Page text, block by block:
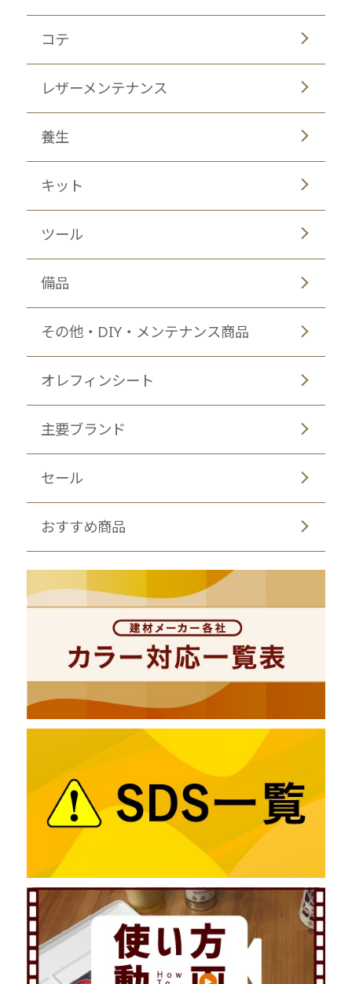
コテ
レザーメンテナンス
養生
キット
ツール
備品
その他・DIY・メンテナンス商品
オレフィンシート
主要ブランド
セール
おすすめ商品